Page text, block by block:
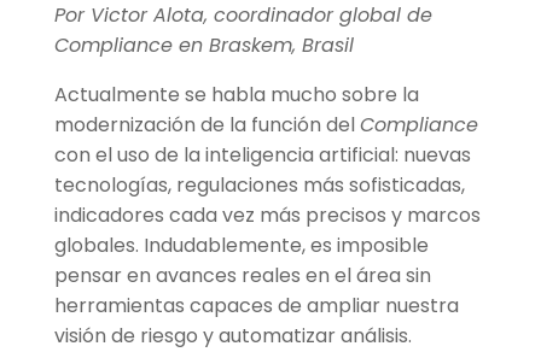
Por Victor Alota, coordinador global de
Compliance en Braskem, Brasil
Actualmente se habla mucho sobre la
modernización de la función delCompliance
con el uso de la inteligencia artificial: nuevas
tecnologías, regulaciones más sofisticadas,
indicadores cada vez más precisos y marcos
globales. Indudablemente, es imposible
pensar en avances reales en el área sin
herramientas capaces de ampliar nuestra
visión de riesgo y automatizar análisis.